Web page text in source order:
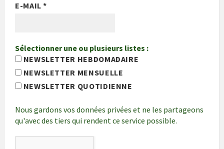
E-MAIL*
Sélectionner une ou plusieurs listes :
NEWSLETTER HEBDOMADAIRE
NEWSLETTER MENSUELLE
NEWSLETTER QUOTIDIENNE
Nous gardons vos données privées et ne les partageons
qu'avec des tiers qui rendent ce service possible.